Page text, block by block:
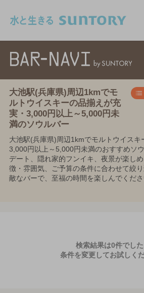
大池駅(兵庫県)周辺1kmでモ
ルトウイスキーの品揃えが充
実・3,000円以上～5,000円未
満のソウルバー
大池駅(兵庫県)周辺1kmでモルトウイスキ
3,000円以上～5,000円未満のおすすめソ
デート、隠れ家的フンイキ、夜景が楽し
徴・雰囲気、ご予算の条件に合わせて絞
敵なバーで、至福の時間を楽しんでくださ
検索結果は0件でした
条件を変更してお試しくだ